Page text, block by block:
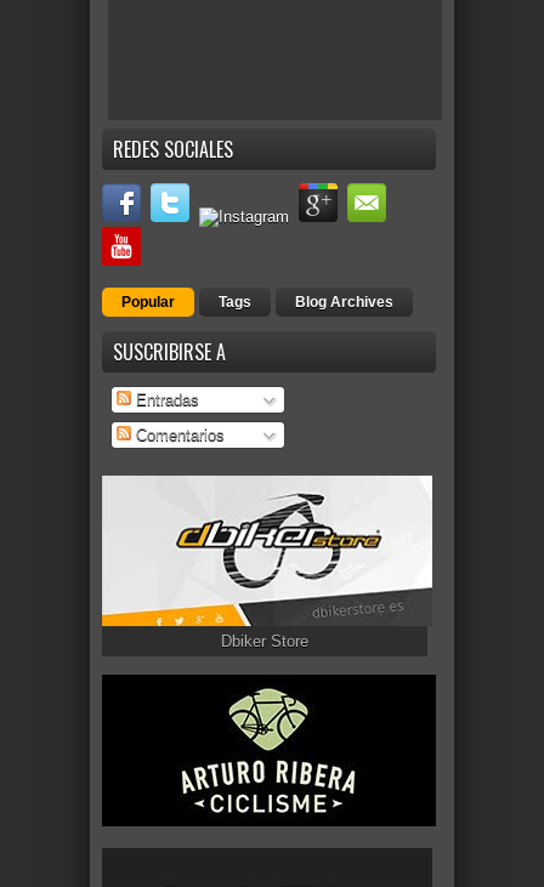
REDES SOCIALES
Popular Tags Blog Archives
SUSCRIBIRSE A
Entradas
Comentarios
Dbiker Store